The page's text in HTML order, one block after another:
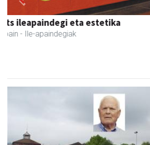
Stop liburu-denda
Andoain - Liburu-dendak
Previous